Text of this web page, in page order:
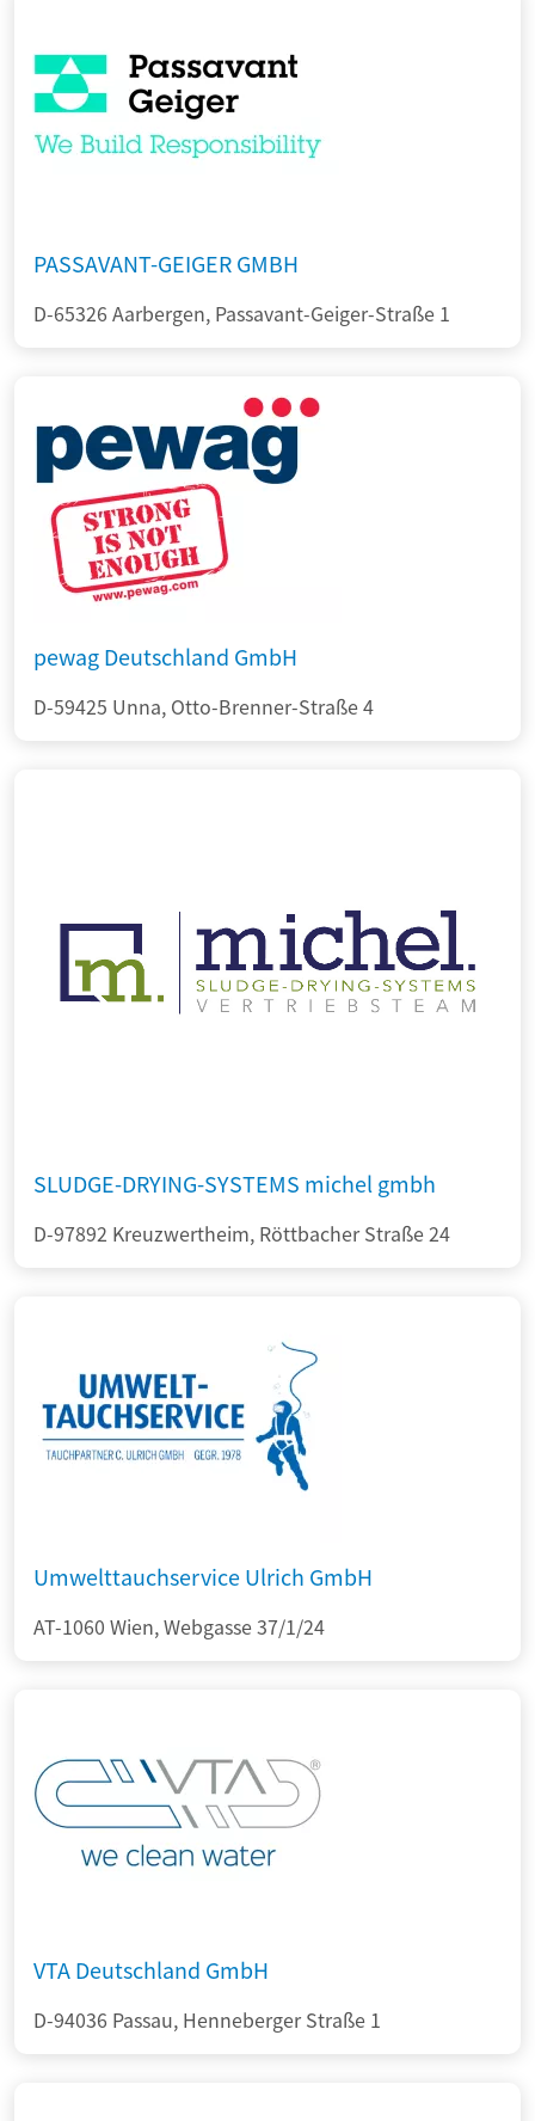
PASSAVANT-GEIGER GMBH
D-65326 Aarbergen, Passavant-Geiger-Straße 1
pewag Deutschland GmbH
D-59425 Unna, Otto-Brenner-Straße 4
SLUDGE-DRYING-SYSTEMS michel gmbh
D-97892 Kreuzwertheim, Röttbacher Straße 24
Umwelttauchservice Ulrich GmbH
AT-1060 Wien, Webgasse 37/1/24
VTA Deutschland GmbH
D-94036 Passau, Henneberger Straße 1